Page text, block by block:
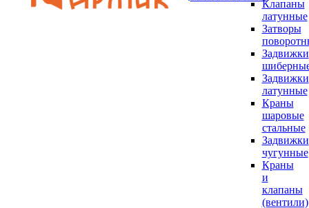
Клапаны
латунные
Затворы
Задвижки
Задвижки
латунные
Краны
шаровые
стальные
Задвижки
чугунные
Краны
и
клапаны
(вентили)